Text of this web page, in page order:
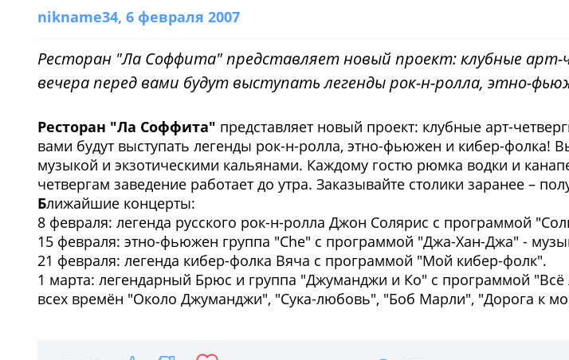
nikname34, 6 февраля 2007
Ресторан "Ла Соффита" представляет новый проект: клубные арт-
вечера перед вами будут выступать легенды рок-н-ролла, этно-
Ресторан "Ла Соффита" представляет новый проект: клубные арт-
вами будут выступать легенды рок-н-ролла, этно-фьюжен и кибер-фолка!
музыкой и экзотическими кальянами. Каждому гостю рюмка водки и
четвергам заведение работает до утра. Заказывайте столики заранее –
Ближайшие концерты:
8 февраля: легенда русского рок-н-ролла Джон Солярис с программой
15 февраля: этно-фьюжен группа "Che" с программой "Джа-Хан-Джа" -
21 февраля: легенда кибер-фолка Вяча с программой "Мой кибер-фолк".
1 марта: легендарный Брюс и группа "Джуманджи и Ко" с программой
всех времён "Около Джуманджи", "Сука-любовь", "Боб Марли", "Дорога к